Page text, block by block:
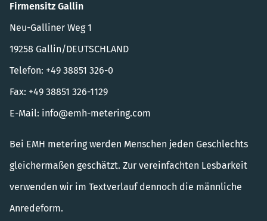
Firmensitz Gallin
Neu-Galliner Weg 1
19258 Gallin/DEUTSCHLAND
Telefon: +49 38851 326-0
Fax: +49 38851 326-1129
E-Mail: info@emh-metering.com
Bei EMH metering werden Menschen jeden Geschlechts
gleichermaßen geschätzt. Zur vereinfachten Lesbarkeit
verwenden wir im Textverlauf dennoch die männliche
Anredeform.